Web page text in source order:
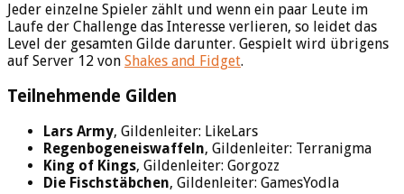
Jeder einzelne Spieler zählt und wenn ein paar Leute im
Laufe der Challenge das Interesse verlieren, so leidet das
Level der gesamten Gilde darunter. Gespielt wird übrigens
auf Server 12 von Shakes and Fidget.
Teilnehmende Gilden
Lars Army, Gildenleiter: LikeLars
Regenbogeneiswaffeln, Gildenleiter: Terranigma
King of Kings, Gildenleiter: Gorgozz
Die Fischstäbchen, Gildenleiter: GamesYodla